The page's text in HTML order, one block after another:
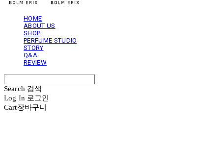
HOME
ABOUT US
SHOP
PERFUME STUDIO
STORY
Q&A
REVIEW
Search 검색
Log In 로그인
Cart장바구니